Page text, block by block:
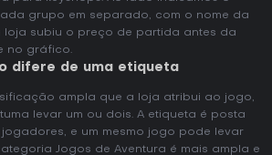
grupo em separado, com o nome da
loja subiu o preço de partida antes da
no gráfico.
difere de uma etiqueta
ampla que a loja atribui ao jogo,
levar um ou dois. A etiqueta é posta
e um mesmo jogo pode levar
Jogos de Aventura é mais ampla e